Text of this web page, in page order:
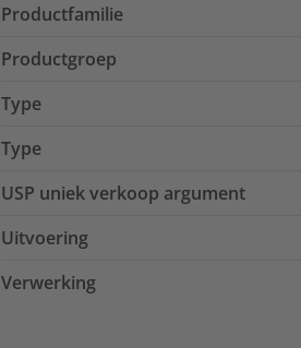
Productfamilie
Productgroep
Type
Type
USP uniek verkoop argument
Uitvoering
Verwerking